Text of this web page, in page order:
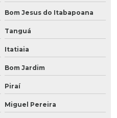
Bom Jesus do Itabapoana
Tanguá
Itatiaia
Bom Jardim
Piraí
Miguel Pereira